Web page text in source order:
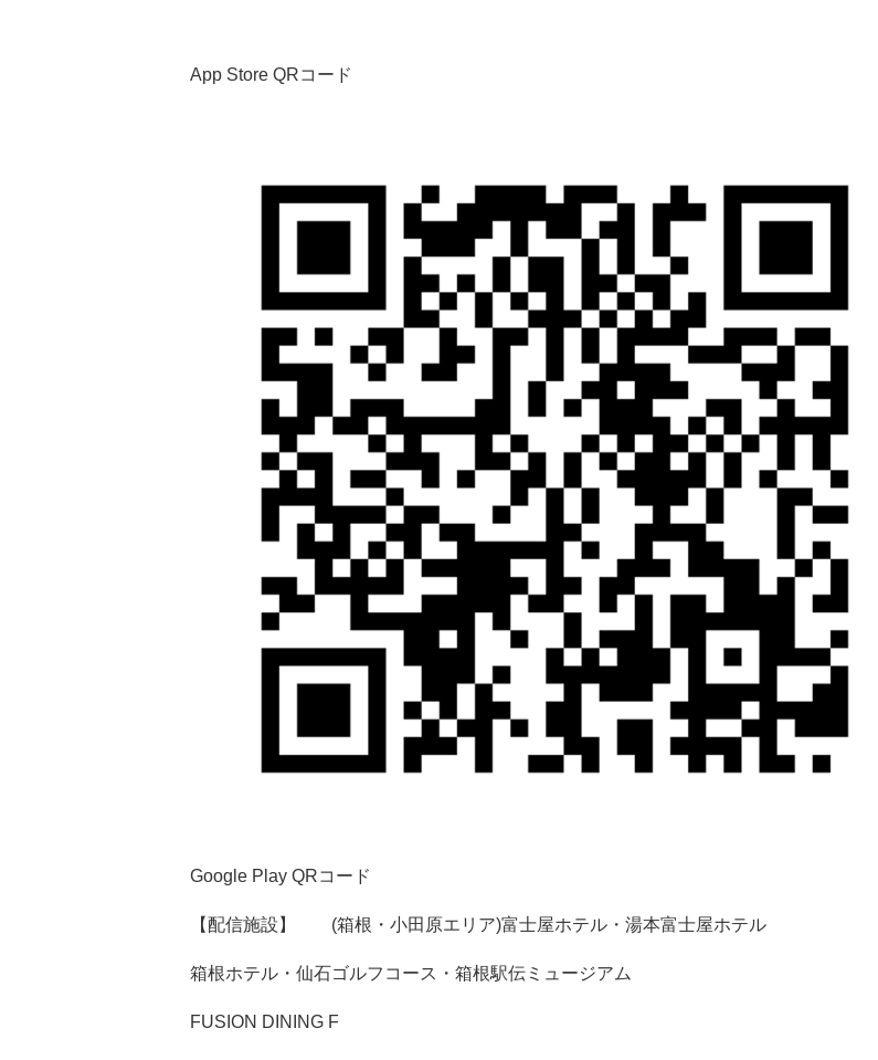
App Store QRコード
Google Play QRコード
【配信施設】 (箱根・小田原エリア)富士屋ホテル・湯本富士屋ホテル
箱根ホテル・仙石ゴルフコース・箱根駅伝ミュージアム
FUSION DINING F